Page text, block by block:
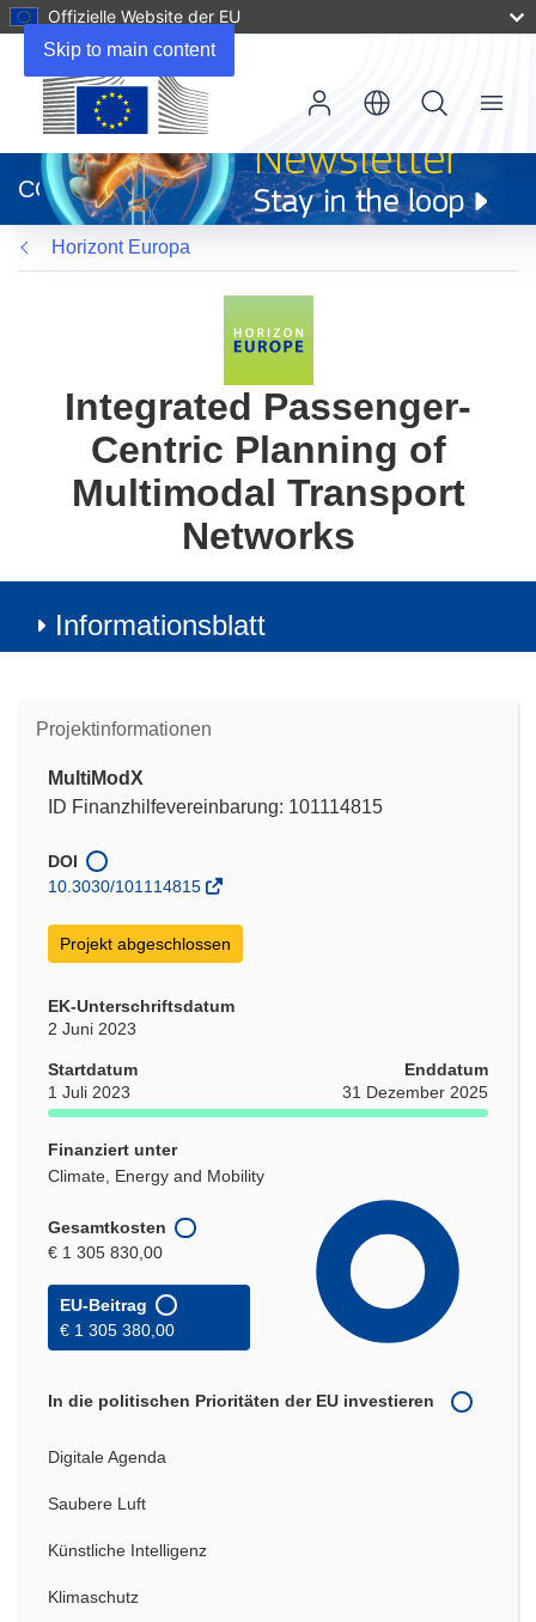
Skip to main content
Offizielle Website der EU
neuem
Fenster)
CORDIS
Menu
Horizont Europa
Integrated Passenger-
Centric Planning of
Multimodal Transport
Networks
Informationsblatt
Projektinformationen
MultiModX
ID Finanzhilfevereinbarung: 101114815
DOI
10.3030/101114815
Projekt abgeschlossen
EK-Unterschriftsdatum
2 Juni 2023
Startdatum
1 Juli 2023
Enddatum
31 Dezember 2025
Finanziert unter
Climate, Energy and Mobility
Gesamtkosten
€ 1 305 830,00
EU-Beitrag
€ 1 305 380,00
In die politischen Prioritäten der EU investieren
Digitale Agenda
Saubere Luft
Künstliche Intelligenz
Klimaschutz